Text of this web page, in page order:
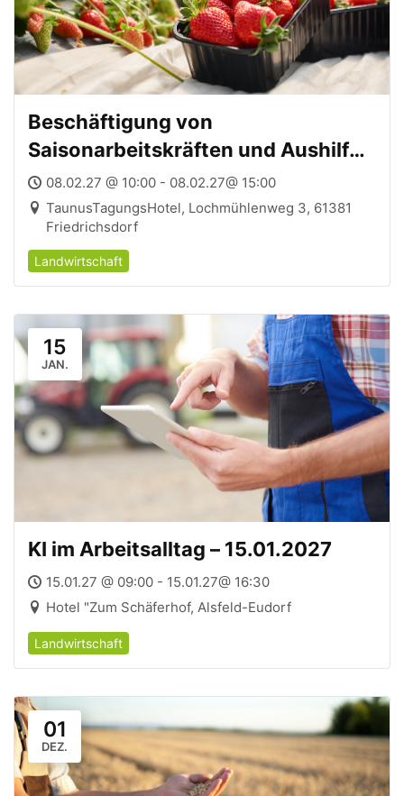
Beschäftigung von
Saisonarbeitskräften und Aushilfen
– 08.02.2027
08.02.27 @ 10:00 - 08.02.27@ 15:00
TaunusTagungsHotel, Lochmühlenweg 3, 61381
Friedrichsdorf
Landwirtschaft
15
JAN.
KI im Arbeitsalltag – 15.01.2027
15.01.27 @ 09:00 - 15.01.27@ 16:30
Hotel "Zum Schäferhof, Alsfeld-Eudorf
Landwirtschaft
01
DEZ.